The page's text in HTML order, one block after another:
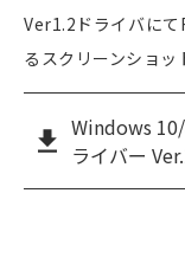
Ver1.2ドライバに
るスクリーンショ
Windows 10/
ライバー